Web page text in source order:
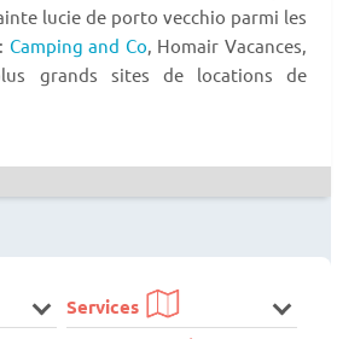
lucie de porto vecchio parmi les
Camping and Co , Homair Vacances,
grands sites de locations de
Services